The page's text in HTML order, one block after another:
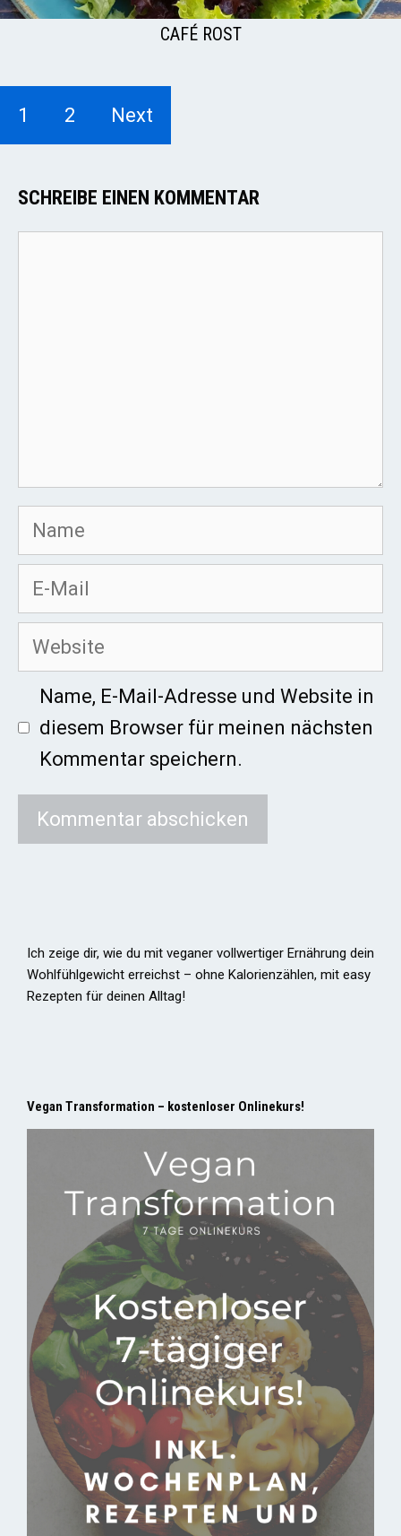
CAFÉ ROST
1 2 Next
SCHREIBE EINEN KOMMENTAR
Name
E-
Mail
Website
Name, E-Mail-Adresse und Website in
diesem Browser für meinen nächsten
Kommentar speichern.
Ich zeige dir, wie du mit veganer vollwertiger Ernährung dein
Wohlfühlgewicht erreichst – ohne Kalorienzählen, mit easy
Rezepten für deinen Alltag!
Vegan Transformation – kostenloser Onlinekurs!